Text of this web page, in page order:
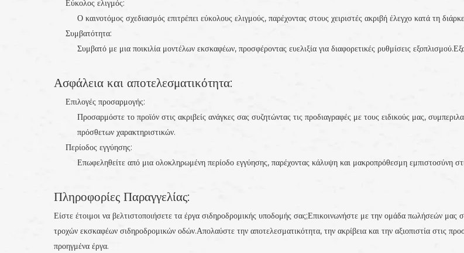
Εύκολος ελιγμός:
Ο καινοτόμος σχεδιασμός επιτρέπει εύκολους ελιγμούς, παρέχοντας στους χειριστές ακριβή έλεγχο κατά τη
Συμβατότητα:
Συμβατό με μια ποικιλία μοντέλων εκσκαφέων, προσφέροντας ευελιξία για διαφορετικές ρυθμίσεις
Ασφάλεια και αποτελεσματικότητα:
Επιλογές προσαρμογής:
Προσαρμόστε το προϊόν στις ακριβείς ανάγκες σας συζητώντας τις προδιαγραφές με τους ειδικούς μας,
πρόσθετων χαρακτηριστικών.
Περίοδος εγγύησης:
Επωφεληθείτε από μια ολοκληρωμένη περίοδο εγγύησης, παρέχοντας κάλυψη και μακροπρόθεσμη εμπιστοσύνη
Πληροφορίες Παραγγελίας:
Είστε έτοιμοι να βελτιστοποιήσετε τα έργα σιδηροδρομικής υποδομής σας;Επικοινωνήστε με την ομάδα πωλήσεών μας
τροχών εκσκαφέων σιδηροδρομικών οδών.Απολαύστε την αποτελεσματικότητα, την ακρίβεια και την αξιοπιστία στις
προηγμένα έργα.